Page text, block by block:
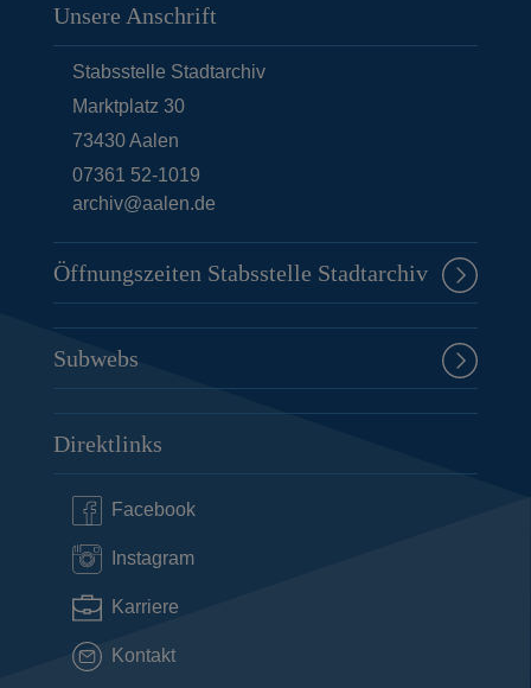
Unsere Anschrift
Stabsstelle Stadtarchiv
Marktplatz 30
73430Aalen
07361 52-1019
archiv@aalen.de
Öffnungszeiten Stabsstelle Stadtarchiv
Subwebs
Direktlinks
Facebook
Instagram
Karriere
Kontakt